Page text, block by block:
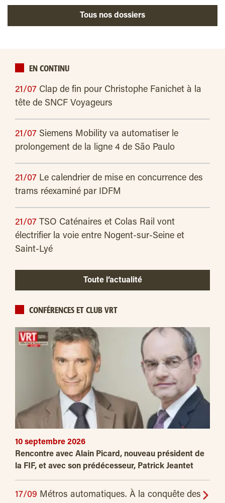
Tous nos dossiers
EN CONTINU
21/07 Clap de fin pour Christophe Fanichet à la
tête de SNCF Voyageurs
21/07 Siemens Mobility va automatiser le
prolongement de la ligne 4 de São Paulo
21/07 Le calendrier de mise en concurrence des
trams réexaminé par IDFM
21/07 TSO Caténaires et Colas Rail vont
électrifier la voie entre Nogent-sur-Seine et
Saint-Lyé
Toute l’actualité
CONFÉRENCES ET CLUB VRT
10 septembre 2026
Rencontre avec Alain Picard, nouveau président de
la FIF, et avec son prédécesseur, Patrick Jeantet
17/09 Métros automatiques. À la conquête des